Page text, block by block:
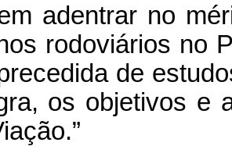
adentrar no
rodoviários no
de
os objetivos e